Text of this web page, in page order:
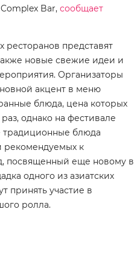
Bar, сообщает
ресторанов представят
новые свежие идеи и
Организаторы
акцент в меню
блюда, цена которых
однако на фестивале
традиционные блюда
рекомендуемых к
посвященный еще новому в
одного из азиатских
принять участие в
ролла.